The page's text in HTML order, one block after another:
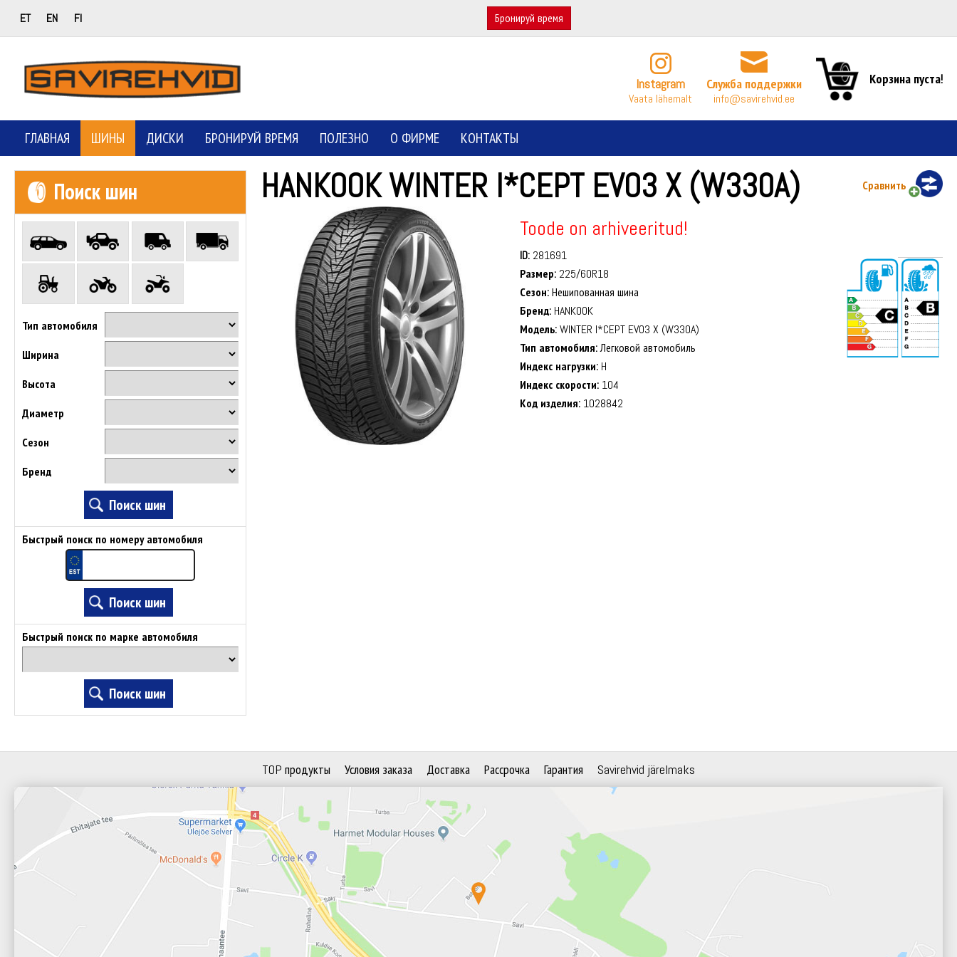
ET EN FI Бронируй время
Instagram
Vaata lähemalt
Служба поддержки
info@savirehvid.ee
Корзина пуста!
ГЛАВНАЯ ШИНЫ ДИСКИ БРОНИРУЙ ВРЕМЯ ПОЛЕЗНО О ФИРМЕ КОНТАКТЫ
Поиск шин
Тип автомобиля
Ширина
Высота
Диаметр
Сезон
Бренд
Быстрый поиск по номеру автомобиля
Быстрый поиск по марке автомобиля
HANKOOK WINTER I*CEPT EVO3 X (W330A) Сравнить
Toode on arhiveeritud!
ID: 281691
Размер: 225/60R18
Сезон:Нешипованная шина
Бренд: HANKOOK
Модель:WINTER I*CEPT EVO3 X (W330A)
Тип автомобиля:Легковой автомобиль
Индекс нагрузки: H
Индекс скорости: 104
Код изделия: 1028842
TOP продукты Условия заказа Доставка Рассрочка Гарантия Savirehvid järelmaks